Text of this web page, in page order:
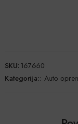
SKU:167660
Kategorija:: Auto